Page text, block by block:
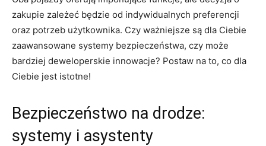
zakupie zależeć będzie od⁣ indywidualnych preferencji
oraz potrzeb użytkownika. Czy ważniejsze są ⁤dla⁤ Ciebie
zaawansowane systemy bezpieczeństwa, czy może
bardziej deweloperskie innowacje? Postaw na to, co dla
Ciebie jest ‍istotne!
Bezpieczeństwo na ⁢drodze:
systemy ‍i asystenty